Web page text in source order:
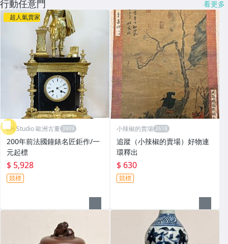
行動任意門 看更多
超人氣賣家
ZH Studio 歐洲古董
200年前法國鐘錶名匠鉅作/一
元起標
$ 5,928
競標
小辣椒的賣場
追蹤（小辣椒的賣場）好物連
環釋出
$ 630
競標